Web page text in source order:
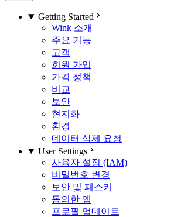
Getting Started
Wink 소개
주요 기능
고객
회원 가입
가격 정책
비교
보안
현지화
환경
데이터 삭제 요청
User Settings
사용자 설정 (IAM)
비밀번호 변경
보안 및 패스키
동의한 앱
프로필 업데이트